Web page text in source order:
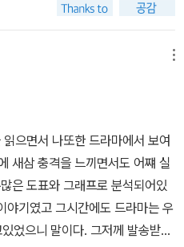
유지와는 상관없다.)은 부질없
들에게 땀흘리고 열정적으로 사
다운 마지막일것이라 생각된다. 나
다. 이러한 부분이 빠져있어 자격
다.몸과 마음, 그리고 환경이 조화
내에서 콩나물값이나, 모든것을
이나 명품, 최고급 외제 물건등
마구 사들이는듯 보였다. 마구까
다. 차라리 콩나물값이나 국내
사람들이 잘살기라도 한데, 그
다. 그리고 부자들은 서민들위에
지 내가 쓰는게 부자들을 살찌우
저축을 하고 아껴야 겠다는 생각
고정관념이 있기 때문인지, 부정
으면서 나또한 드라마에서 보여
새삼 충격을 느끼면서도 어쨰 실
은 도표와 그래프로 분석되어있
야기였고 그시간에도 드라마는 우
었으니 말이다. 그저께 발송받은